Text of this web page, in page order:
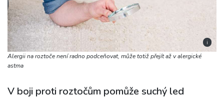
i
Alergii na roztoče není radno podceňovat, může totiž přejít až v alergické
astma
V boji proti roztočům pomůže suchý led